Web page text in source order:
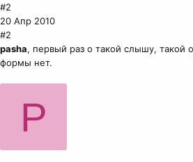
#2
20 Апр 2010
#2
pasha, первый раз о такой слышу, такой
формы нет.
P